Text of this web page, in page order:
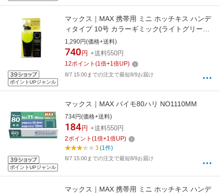
ポイントUPジャンル
マックス｜MAX 携帯用 ミニ ホッチキス ハンデ
ィタイプ 10号 カラーギミック(ライトグリーン)
HD-10XS/LG
1,290円(価格+送料)
740 円 +送料550円
12ポイント (1倍+1倍UP)
8/7 15:00までの注文で最短8/9お届け
ポイントUPジャンル
マックス｜MAX バイモ80ハリ NO1110MM
734円(価格+送料)
184 円 +送料550円
2ポイント (1倍+1倍UP)
3(1件)
8/7 15:00までの注文で最短8/9お届け
マックス｜MAX 携帯用 ミニ ホッチキス ハンデ